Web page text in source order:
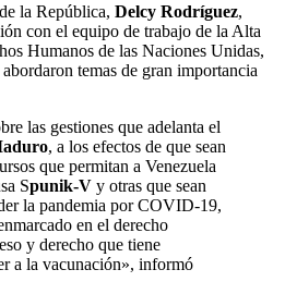
la República, Delcy Rodríguez,
con el equipo de trabajo de la Alta
Humanos de las Naciones Unidas,
temas de gran importancia
las gestiones que adelanta el
, a los efectos de que sean
que permitan a Venezuela
Spunik-V y otras que sean
la pandemia por COVID-19,
en el derecho
y derecho que tiene
a la vacunación», informó